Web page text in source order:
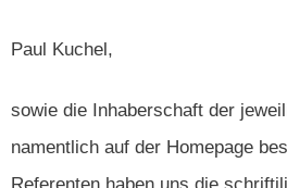
Paul Kuchel,
sowie die Inhaberschaft der
namentlich auf der Homepage